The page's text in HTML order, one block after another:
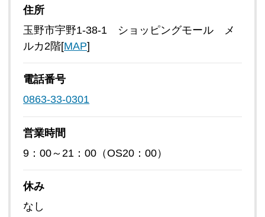
住所
玉野市宇野1-38-1 ショッピングモール メ
ルカ2階[MAP]
電話番号
0863-33-0301
営業時間
9：00～21：00（OS20：00）
休み
なし